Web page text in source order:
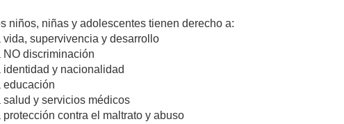
niños, niñas y adolescentes tienen derecho a:
vida, supervivencia y desarrollo
NO discriminación
identidad y nacionalidad
educación
salud y servicios médicos
protección contra el maltrato y abuso